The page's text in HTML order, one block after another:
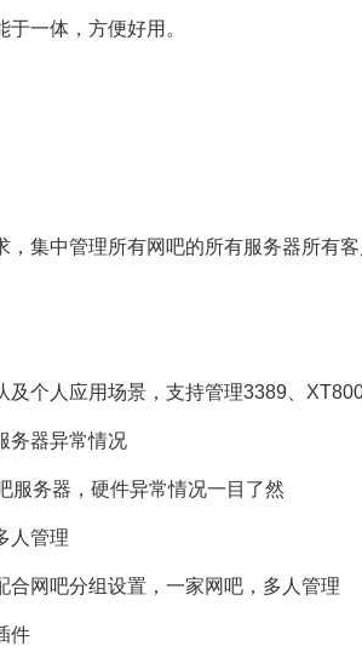
一体，方便好用。
中管理所有网吧的所有服务器所有客
个人应用场景，支持管理3389、
器异常情况
务器，硬件异常情况一目了然
管理
网吧分组设置，一家网吧，多人管理
件